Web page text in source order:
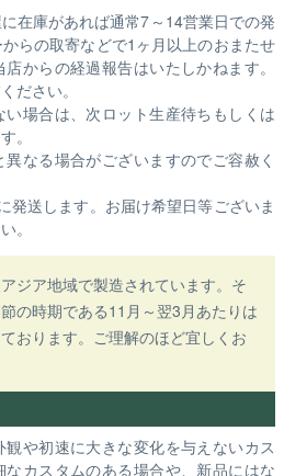
在庫があれば通常7～14営業日での発
らの取寄などで1ヶ月以上のおまたせ
店からの経過報告はいたしかねます。
ださい。
場合は、次ロット生産待ちもしくは
。
なる場合がございますのでご容赦く
発送します。お届け希望日等ございま
。
ジア地域で製造されています。そ
の時期である11月～翌3月あたりは
おります。ご理解のほど宜しくお
や初速に大きな変化を与えないカス
カスタムのある場合や、新品にはな